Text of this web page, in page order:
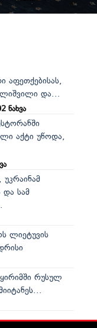
აფეთქებისას,
და...
ნახვა
აქტი უწოდა,
და სამ
ლიეტუვის
რუსულ